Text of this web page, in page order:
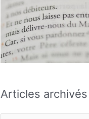
Articles archivés